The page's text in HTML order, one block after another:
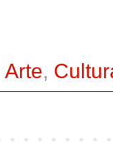
Arte,